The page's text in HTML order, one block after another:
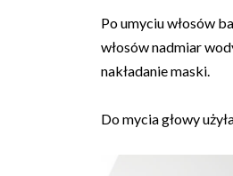
Po umyciu włosów
włosów nadmiar
nakładanie maski.
Do mycia głowy